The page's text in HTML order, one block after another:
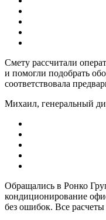
Смету рассчитали
и помогли подобрать
соответствовала
Михаил, генеральный
Обращались в Ронко
кондиционирование
без ошибок. Все